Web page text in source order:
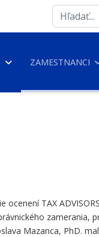
ZAMESTNANCI
TAX
zamerania,
Mazanca, PhD.